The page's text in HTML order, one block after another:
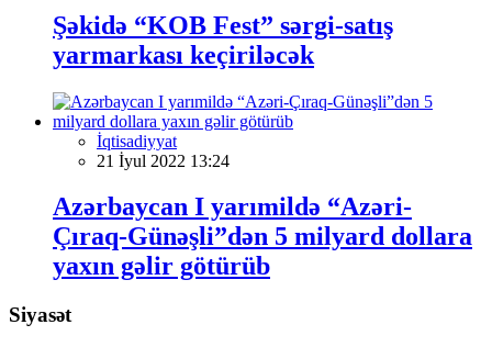
Şəkidə “KOB Fest” sərgi-satış
yarmarkası keçiriləcək
İqtisadiyyat
21 İyul 2022 13:24
Azərbaycan I yarımildə “Azəri-
Çıraq-Günəşli”dən 5 milyard dollara
yaxın gəlir götürüb
Siyasət